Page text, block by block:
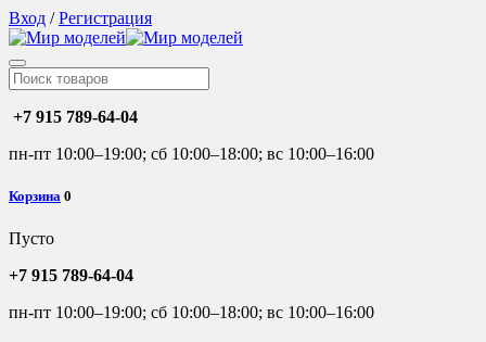
Вход /Регистрация
+7 915 789-64-04
пн-пт 10:00–19:00; сб 10:00–18:00; вс 10:00–16:00
Корзина 0
Пусто
+7 915 789-64-04
пн-пт 10:00–19:00; сб 10:00–18:00; вс 10:00–16:00